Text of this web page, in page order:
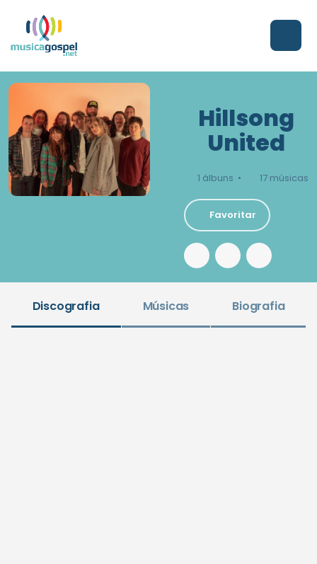
Hillsong
United
1 álbuns • 17 músicas
Favoritar
Discografia Músicas Biografia